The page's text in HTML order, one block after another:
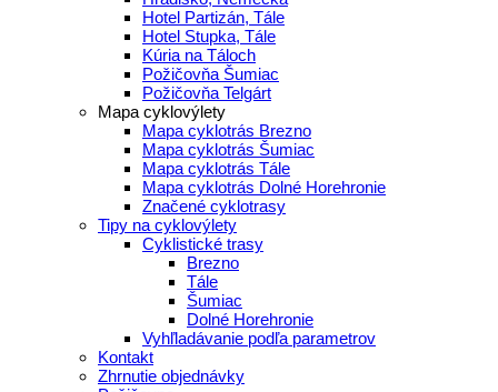
Hotel Partizán, Tále
Hotel Stupka, Tále
Kúria na Táloch
Požičovňa Šumiac
Požičovňa Telgárt
Mapa cyklovýlety
Mapa cyklotrás Brezno
Mapa cyklotrás Šumiac
Mapa cyklotrás Tále
Mapa cyklotrás Dolné Horehronie
Značené cyklotrasy
Tipy na cyklovýlety
Cyklistické trasy
Brezno
Tále
Šumiac
Dolné Horehronie
Vyhľladávanie podľa parametrov
Kontakt
Zhrnutie objednávky